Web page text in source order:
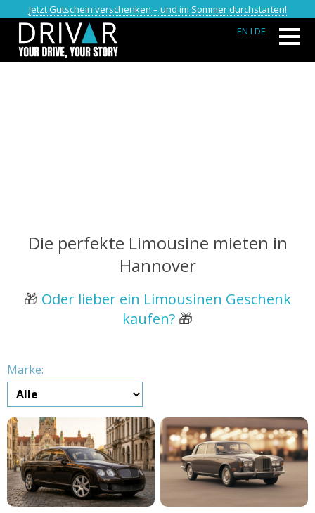
Jetzt Gutschein verschenken – und im Sommer durchstarten!
EN I DE
Die perfekte Limousine mieten in
Hannover
🎁 Oder lieber ein Limousinen Geschenk
kaufen? 🎁
Marke: